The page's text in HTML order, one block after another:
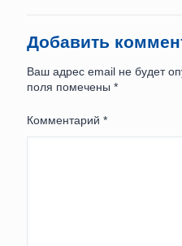
Добавить
Ваш адрес email не будет
поля помечены *
Комментарий *